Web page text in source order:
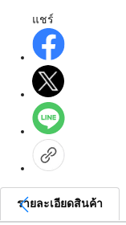
แชร์
รายละเอียดสินค้า